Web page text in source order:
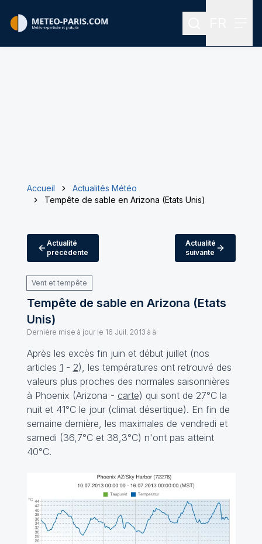
Rechercher
Accueil
Actualités Météo
Tempête de sable en Arizona (Etats Unis)
Actualité
précédente
Actualité
suivante
Vent et tempête
Tempête de sable en Arizona (Etats
Unis)
Dernière mise à jour le 16 Juil. 2013 à à
Après les excès fin juin et début juillet (nos
articles 1 - 2), les températures ont retrouvé des
valeurs plus proches des normales saisonnières
à Phoenix (Arizona - carte) qui sont de 27°C la
nuit et 41°C le jour (climat désertique). En fin de
semaine dernière, les maximales de vendredi et
samedi (36,7°C et 38,3°C) n'ont pas atteint
40°C.